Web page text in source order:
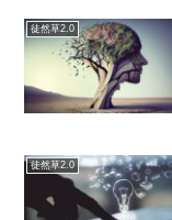
徒然草2.0
徒然草2.0